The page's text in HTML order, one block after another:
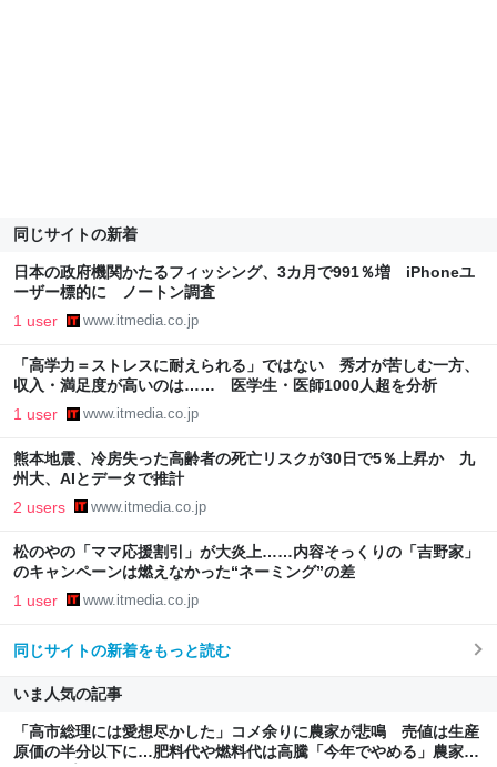
同じサイトの新着
日本の政府機関かたるフィッシング、3カ月で991％増 iPhoneユ
ーザー標的に ノートン調査
1 user www.itmedia.co.jp
「高学力＝ストレスに耐えられる」ではない 秀才が苦しむ一方、
収入・満足度が高いのは…… 医学生・医師1000人超を分析
1 user www.itmedia.co.jp
熊本地震、冷房失った高齢者の死亡リスクが30日で5％上昇か 九
州大、AIとデータで推計
2 users www.itmedia.co.jp
松のやの「ママ応援割引」が大炎上……内容そっくりの「吉野家」
のキャンペーンは燃えなかった“ネーミング”の差
1 user www.itmedia.co.jp
同じサイトの新着をもっと読む
いま人気の記事
「高市総理には愛想尽かした」コメ余りに農家が悲鳴 売値は生産
原価の半分以下に…肥料代や燃料代は高騰「今年でやめる」農家も